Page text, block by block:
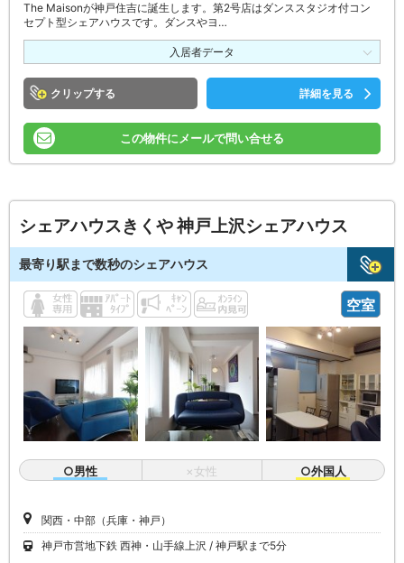
The Maisonが神戸住吉に誕生します。第2号店はダンススタジオ付コン
セプト型シェアハウスです。ダンスやヨ…
入居者データ
クリップ 詳細を見る
この物件にメールで問い合せる
シェアハウスきくや 神戸上沢シェアハウス
最寄り駅まで数秒のシェアハウス
空室
○男性 ×女性 ○外国人
関西・中部（兵庫・神戸）
神戸市営地下鉄 西神・山手線上沢
神戸駅まで5分